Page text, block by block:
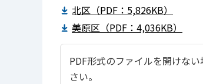
北区（PDF：5,826KB）
美原区（PDF：4,036KB）
PDF形式のファイルを開けな
さい。